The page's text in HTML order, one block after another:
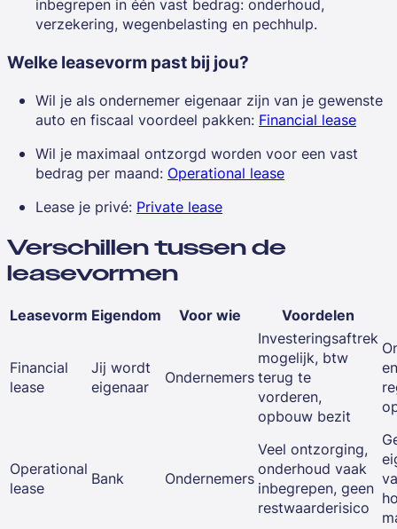
inbegrepen in één vast bedrag: onderhoud,
verzekering, wegenbelasting en pechhulp.
Welke leasevorm past bij jou?
Wil je als ondernemer eigenaar zijn van je gewenste
auto en fiscaal voordeel pakken: Financial lease
Wil je maximaal ontzorgd worden voor een vast
bedrag per maand: Operational lease
Lease je privé: Private lease
Verschillen tussen de
leasevormen
Leasevorm Eigendom Voor wie Voordelen
Financial
lease
Jij wordt
eigenaar
Ondernemers
Investeringsaftrek
mogelijk, btw
terug te
vorderen,
opbouw bezit
Operational
lease
Bank Ondernemers
Veel ontzorging,
onderhoud vaak
inbegrepen, geen
restwaarderisico